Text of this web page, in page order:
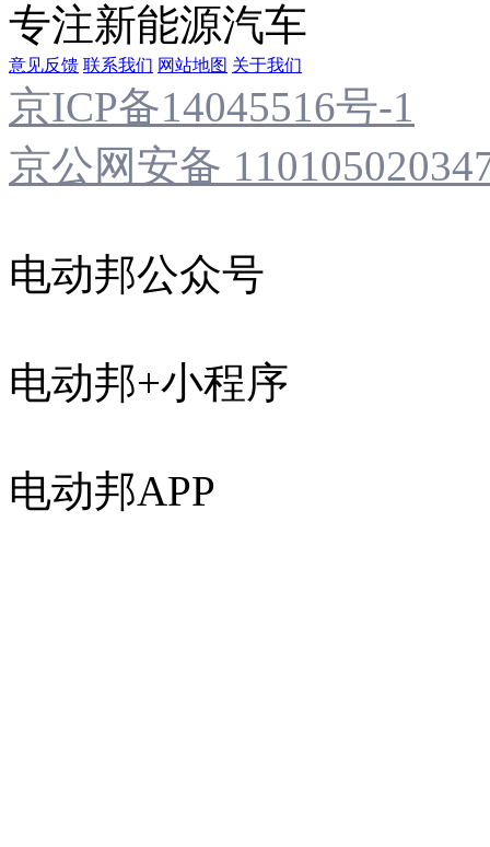
专注新能源汽车
意见反馈 联系我们 网站地图 关于我们
京ICP备14045516号-1
京公网安备
电动邦公众号
电动邦+小程序
电动邦APP